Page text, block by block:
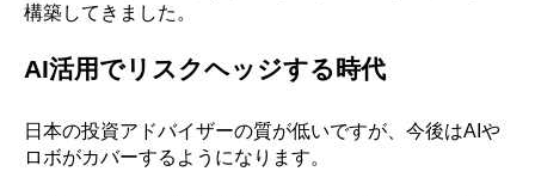
構築してきました。
AI活用でリスクヘッジする時代
日本の投資アドバイザーの質が低いですが、今後はAIや
ロボがカバーするようになります。